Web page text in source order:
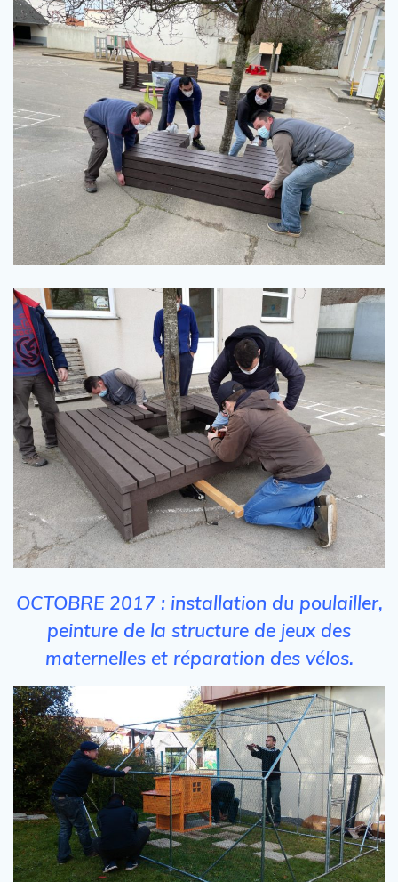
OCTOBRE 2017 : installation du poulailler,
peinture de la structure de jeux des
maternelles et réparation des vélos.